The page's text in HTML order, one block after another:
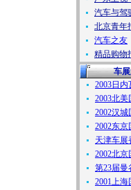
汽车与驾
北京青年
汽车之友
精品购物
车
2003日内
2003北美
2002汉城
2002东京
天津车展
2002北京
第23届曼
2001上海